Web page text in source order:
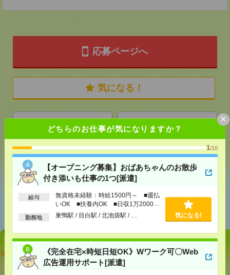
どちらのお仕事が気になりますか？
1/10
【オープニング募集】おばあちゃんのお散歩
付き添いも仕事の1つ[派遣]
給与
無資格未経験：時給1500円～ ■週払
いOK ■扶養内OK ■日収1万2000円
以上
勤務地 巣鴨駅 / 目白駅 / 北池袋駅 / … 気になる!
《完全在宅×時短日短OK》Wワーク可〇Web
広告運用サポート[派遣]
×
応募ページへ
気になる！
シェア ツイート ブックマーク
あなたの閲覧履歴からの
おすすめ
【オープニング募集】おばあちゃんのお散歩付き添
いも仕事の1つ[派遣]